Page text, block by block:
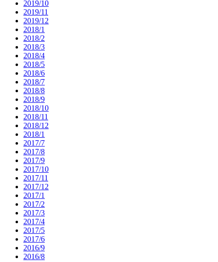
2019/10
2019/11
2019/12
2018/1
2018/2
2018/3
2018/4
2018/5
2018/6
2018/7
2018/8
2018/9
2018/10
2018/11
2018/12
2018/1
2017/7
2017/8
2017/9
2017/10
2017/11
2017/12
2017/1
2017/2
2017/3
2017/4
2017/5
2017/6
2016/9
2016/8